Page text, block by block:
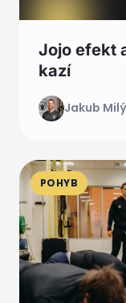
Jojo efekt
kazí
Jakub Milý
POHYB